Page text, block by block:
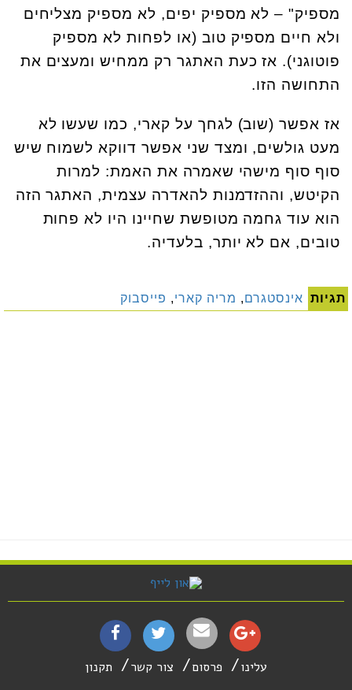
מספיק" – לא מספיק יפים, לא מספיק מצליחים
ולא חיים מספיק טוב (או לפחות לא מספיק
פוטוגני). אז כעת האתגר רק ממחיש ומעצים את
התחושה הזו.
אז אפשר (שוב) לגחך על קארי, כמו שעשו לא
מעט גולשים, ומצד שני אפשר דווקא לשמוח שיש
סוף סוף מישהי שאמרה את האמת: למרות
הקיטש, וההזדמנות להאדרה עצמית, האתגר הזה
הוא עוד גחמה מטופשת שחיינו היו לא פחות
טובים, אם לא יותר, בלעדיה.
תגיות אינסטגרם, מריה קארי, פייסבוק
עלינו פרסום צור קשר תקנון